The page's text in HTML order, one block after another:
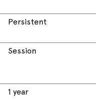
Persistent
Session
1 year